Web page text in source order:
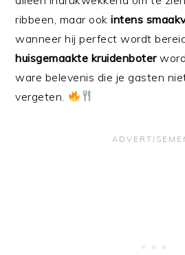
ribbeen, maar ookintens
wanneer hij perfect wordt
huisgemaakte kruidenboter
ware belevenis die je gasten
vergeten.